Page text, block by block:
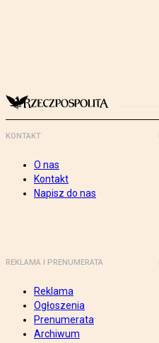
KONTAKT
O nas
Kontakt
Napisz do nas
REKLAMA I PRENUMERATA
Reklama
Ogłoszenia
Prenumerata
Archiwum